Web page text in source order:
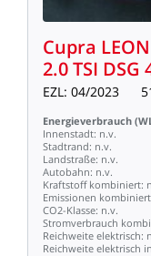
Cupra LEON
2.0TSI DSG
EZL: 04/2023
Energieverbrauch
Innenstadt: n.v.
Stadtrand: n.v.
Landstraße: n.v.
Autobahn: n.v.
Kraftstoff kombiniert:
Emissionen
CO2-Klasse: n.v.
Stromverbrauch
Reichweite elektrisch:
Reichweite elektrisch